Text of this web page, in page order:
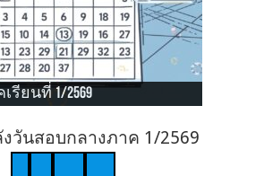
รียนที่ 1/2569
วันสอบกลางภาค 1/2569